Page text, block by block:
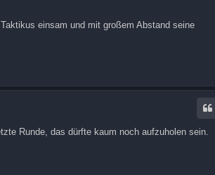
einsam und mit großem Abstand seine
Runde, das dürfte kaum noch aufzuholen sein.